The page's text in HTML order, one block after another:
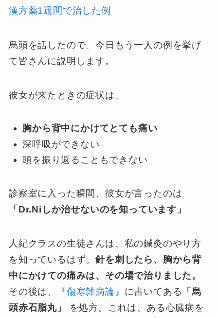
漢方薬1週間で治した例
烏頭を話したので、今日もう一人の例を挙げ
て皆さんに説明します。
彼女が来たときの症状は、
胸から背中にかけてとても痛い
深呼吸ができない
頭を振り返ることもできない
診察室に入った瞬間、彼女が言ったのは
「Dr.Niしか治せないのを知っています」
人紀クラスの生徒さんは、私の鍼灸のやり方
を知っているはず。針を刺したら、胸から背
中にかけての痛みは、その場で治りました。
その後は、
『傷寒雑病論』 に書いてある
「烏
頭赤石脂丸」
を処方。これは、ある心臓病を